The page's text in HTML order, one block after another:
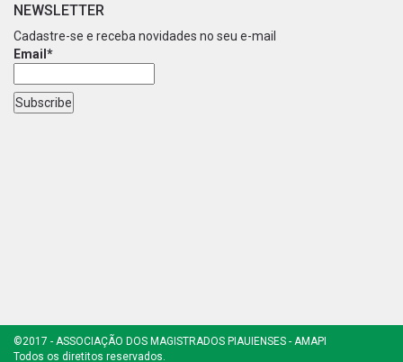
NEWSLETTER
Cadastre-se e receba novidades no seu e-mail
Email*
©2017 - ASSOCIAÇÃO DOS MAGISTRADOS PIAUIENSES - AMAPI
Todos os diretitos reservados.